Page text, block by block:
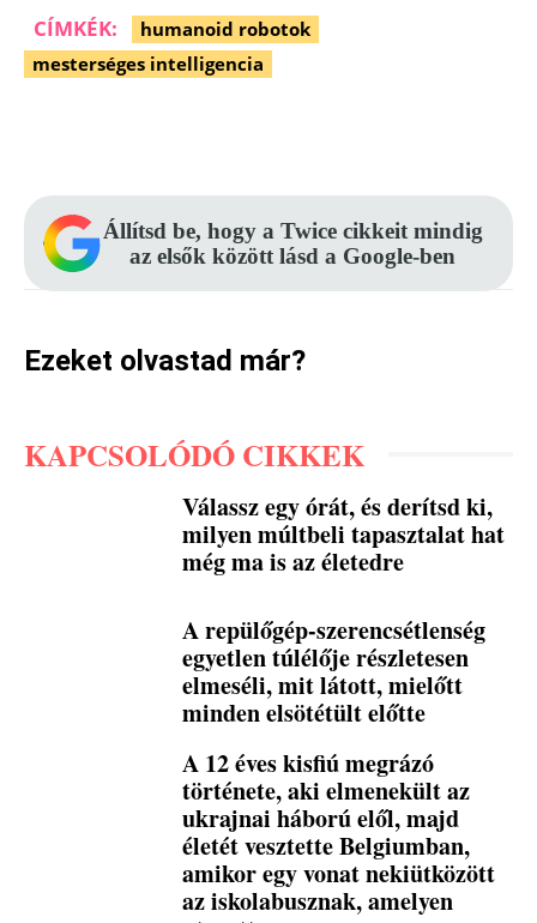
CÍMKÉK:
humanoid robotok
mesterséges intelligencia
Állítsd be, hogy a Twice cikkeit mindig
az elsők között lásd a Google-ben
Ezeket olvastad már?
KAPCSOLÓDÓ CIKKEK
Válassz egy órát, és derítsd ki,
milyen múltbeli tapasztalat hat
még ma is az életedre
A repülőgép-szerencsétlenség
egyetlen túlélője részletesen
elmeséli, mit látott, mielőtt
minden elsötétült előtte
A 12 éves kisfiú megrázó
története, aki elmenekült az
ukrajnai háború elől, majd
életét vesztette Belgiumban,
amikor egy vonat nekiütközött
az iskolabusznak, amelyen